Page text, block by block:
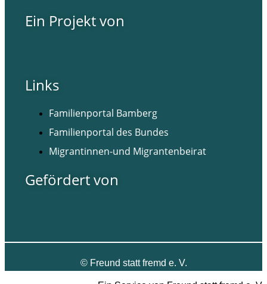
Ein Projekt von
Links
Familienportal Bamberg
Familienportal des Bundes
Migrantinnen-und Migrantenbeirat
Gefördert von
©Freund statt fremd e. V.